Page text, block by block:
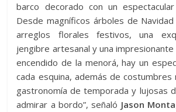
barco decorado con un
Desde magníficos árboles de
arreglos florales festivos, una
jengibre artesanal y una impresionante
encendido de la menorá, hay un
cada esquina, además de costumbres
gastronomía de temporada y lujosas
admirar a bordo”, señaló Jason